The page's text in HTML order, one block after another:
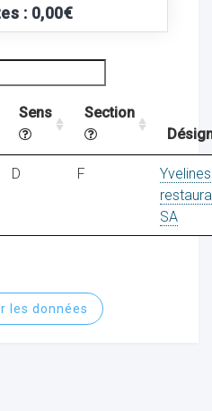
: 0,00€
Sens
Section
D F
Yvelines
SA
les données